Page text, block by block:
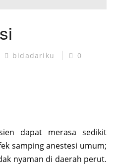
bidadariku 0
dapat merasa sedikit
samping anestesi umum;
nyaman di daerah perut.